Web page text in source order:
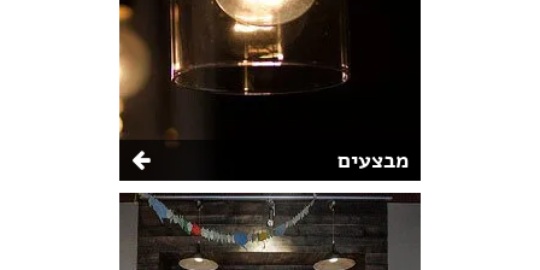
מבצעים